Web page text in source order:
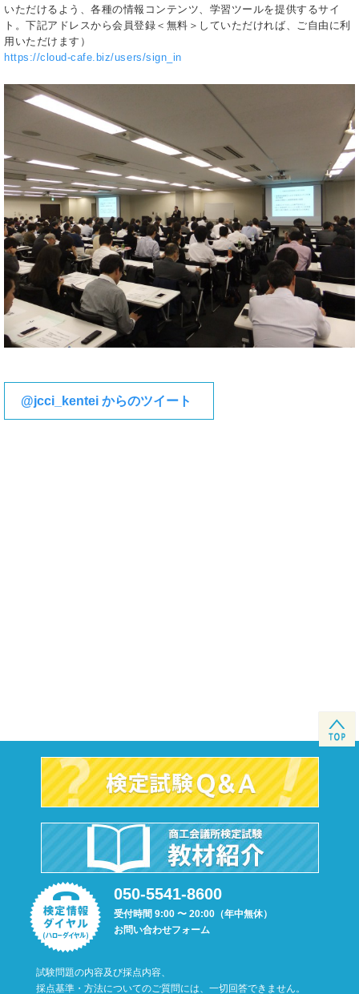
いただけるよう、各種の情報コンテンツ、学習ツールを提供するサイ
ト。下記アドレスから会員登録＜無料＞していただければ、ご自由に利
用いただけます）
https://cloud-cafe.biz/users/sign_in
@jcci_kentei からのツイート
050-5541-8600
受付時間 9:00 〜 20:00（年中無休）
お問い合わせフォーム
試験問題の内容及び採点内容、
採点基準・方法についてのご質問には、一切回答できません。